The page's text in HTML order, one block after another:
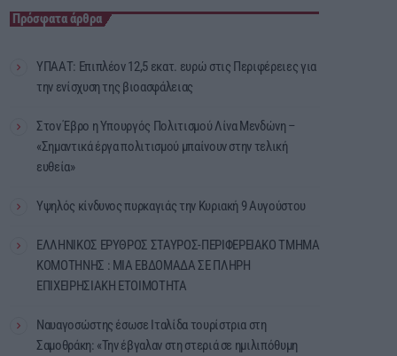
Πρόσφατα άρθρα
ΥΠΑΑΤ: Επιπλέον 12,5 εκατ. ευρώ στις Περιφέρειες για
την ενίσχυση της βιοασφάλειας
Στον Έβρο η Υπουργός Πολιτισμού Λίνα Μενδώνη –
«Σημαντικά έργα πολιτισμού μπαίνουν στην τελική
ευθεία»
Υψηλός κίνδυνος πυρκαγιάς την Κυριακή 9 Αυγούστου
ΕΛΛΗΝΙΚΟΣ ΕΡΥΘΡΟΣ ΣΤΑΥΡΟΣ-ΠΕΡΙΦΕΡΕΙΑΚΟ ΤΜΗΜΑ
ΚΟΜΟΤΗΝΗΣ : ΜΙΑ ΕΒΔΟΜΑΔΑ ΣΕ ΠΛΗΡΗ
ΕΠΙΧΕΙΡΗΣΙΑΚΗ ΕΤΟΙΜΟΤΗΤΑ
Ναυαγοσώστης έσωσε Ιταλίδα τουρίστρια στη
Σαμοθράκη: «Την έβγαλαν στη στεριά σε ημιλιπόθυμη